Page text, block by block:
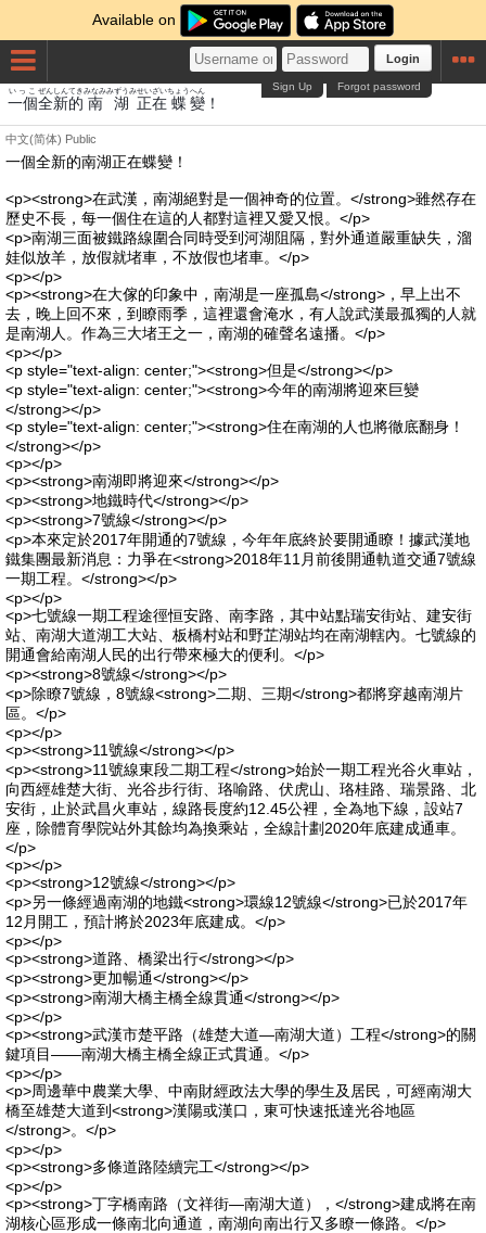
Available on
Login
Forgot password
Sign Up
一個
いっこ
全
ぜん
新
しん
的
てき
南
みなみ
湖
みずうみ
正
せい
在
ざい
蝶
ちょう
變
へん
！
中文(简体) Public
一個全新的南湖正在蝶變！
<p><strong>在武漢，南湖絕對是一個神奇的位置。</strong>雖然存在
歷史不長，每一個住在這的人都對這裡又愛又恨。</p>
<p>南湖三面被鐵路線圍合同時受到河湖阻隔，對外通道嚴重缺失，溜
娃似放羊，放假就堵車，不放假也堵車。</p>
<p></p>
<p><strong>在大傢的印象中，南湖是一座孤島</strong>，早上出不
去，晚上回不來，到瞭雨季，這裡還會淹水，有人說武漢最孤獨的人就
是南湖人。作為三大堵王之一，南湖的確聲名遠播。</p>
<p></p>
<p style="text-align: center;"><strong>但是</strong></p>
<p style="text-align: center;"><strong>今年的南湖將迎來巨變
</strong></p>
<p style="text-align: center;"><strong>住在南湖的人也將徹底翻身！
</strong></p>
<p></p>
<p><strong>南湖即將迎來</strong></p>
<p><strong>地鐵時代</strong></p>
<p><strong>7號線</strong></p>
<p>本來定於2017年開通的7號線，今年年底終於要開通瞭！據武漢地
鐵集團最新消息：力爭在<strong>2018年11月前後開通軌道交通7號線
一期工程。</strong></p>
<p></p>
<p>七號線一期工程途徑恒安路、南李路，其中站點瑞安街站、建安街
站、南湖大道湖工大站、板橋村站和野芷湖站均在南湖轄內。七號線的
開通會給南湖人民的出行帶來極大的便利。</p>
<p><strong>8號線</strong></p>
<p>除瞭7號線，8號線<strong>二期、三期</strong>都將穿越南湖片
區。</p>
<p></p>
<p><strong>11號線</strong></p>
<p><strong>11號線東段二期工程</strong>始於一期工程光谷火車站，
向西經雄楚大街、光谷步行街、珞喻路、伏虎山、珞桂路、瑞景路、北
安街，止於武昌火車站，線路長度約12.45公裡，全為地下線，設站7
座，除體育學院站外其餘均為換乘站，全線計劃2020年底建成通車。
</p>
<p></p>
<p><strong>12號線</strong></p>
<p>另一條經過南湖的地鐵<strong>環線12號線</strong>已於2017年
12月開工，預計將於2023年底建成。</p>
<p></p>
<p><strong>道路、橋梁出行</strong></p>
<p><strong>更加暢通</strong></p>
<p><strong>南湖大橋主橋全線貫通</strong></p>
<p></p>
<p><strong>武漢市楚平路（雄楚大道—南湖大道）工程</strong>的關
鍵項目——南湖大橋主橋全線正式貫通。</p>
<p></p>
<p>周邊華中農業大學、中南財經政法大學的學生及居民，可經南湖大
橋至雄楚大道到<strong>漢陽或漢口，東可快速抵達光谷地區
</strong>。</p>
<p></p>
<p><strong>多條道路陸續完工</strong></p>
<p></p>
<p><strong>丁字橋南路（文祥街—南湖大道），</strong>建成將在南
湖核心區形成一條南北向通道，南湖向南出行又多瞭一條路。</p>